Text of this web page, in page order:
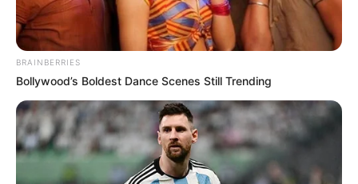
BRAINBERRIES
Bollywood’s Boldest Dance Scenes Still Trending